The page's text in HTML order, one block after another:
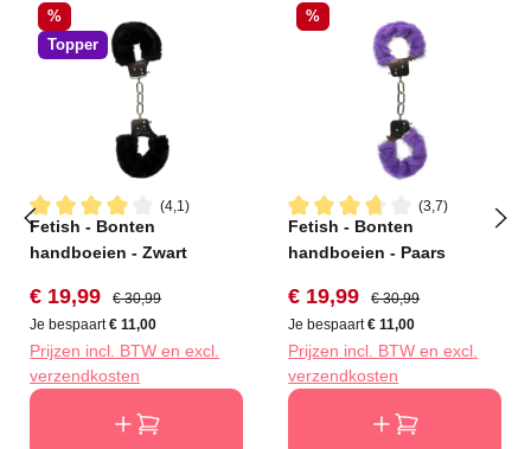
Korting
%
Topper
(4,1)
Gemiddelde waardering van 4 van 5 sterren
Fetish - Bonten
handboeien - Zwart
Verkoopprijs:
€ 19,99 Normale prijs:
€ 30,99
Je bespaart€ 11,00
Prijzen incl. BTW en excl.
verzendkosten
Korting
%
(3,7)
Gemiddelde waardering van
Fetish - Bonten
handboeien - Paars
Verkoopprijs:
€ 19,99 Normale prijs:
€ 30,99
Je bespaart€ 11,00
Prijzen incl. BTW en excl.
verzendkosten